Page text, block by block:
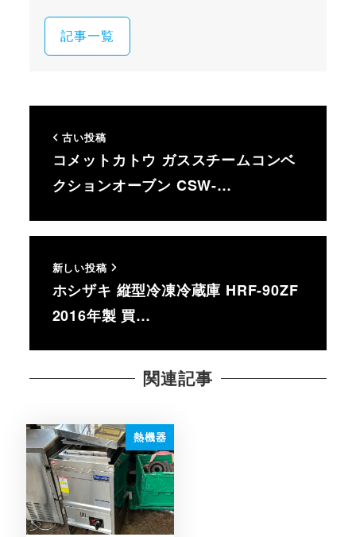
記事一覧
古い投稿
コメットカトウ ガススチームコンベ
クションオーブン CSW-…
新しい投稿
ホシザキ 縦型冷凍冷蔵庫 HRF-90ZF
2016年製 買…
関連記事
熱機器